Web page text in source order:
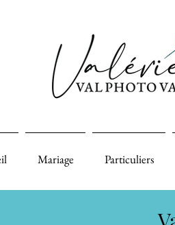
Mariage Particuliers